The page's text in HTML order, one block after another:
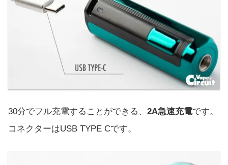
30分でフル充電することができる、 2A急速充電です。
コネクターはUSB TYPE Cです。